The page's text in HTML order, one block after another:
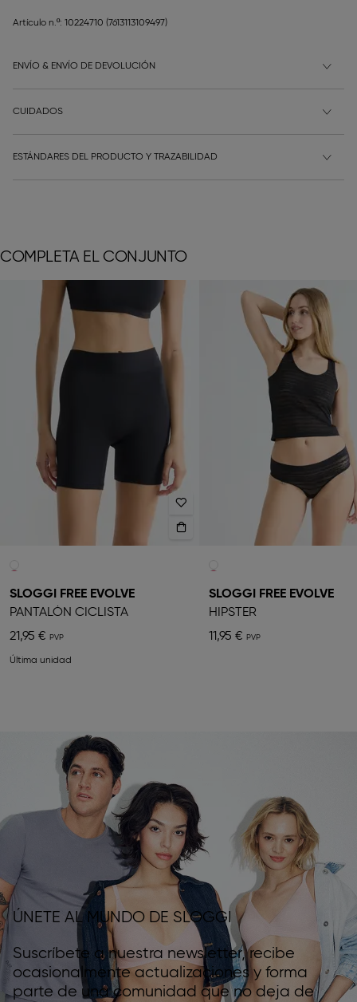
Artículo n.º: 10224710 (7613113109497)
ENVÍO & ENVÍO DE DEVOLUCIÓN
CUIDADOS
ESTÁNDARES DEL PRODUCTO Y TRAZABILIDAD
COMPLETA EL CONJUNTO
SLOGGI FREE EVOLVE
PANTALÓN CICLISTA
21,95 €
Última unidad
SLOGGI FREE EVOLVE
HIPSTER
11,95 €
ÚNETE AL MUNDO DE SLOGGI
Suscríbete a nuestra newsletter, recibe
ocasionalmente actualizaciones y forma
parte de una comunidad que no deja de